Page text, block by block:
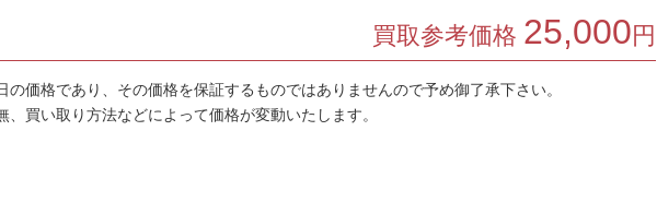
買取参考価格 25,000 円
価格であり、その価格を保証するものではありませんので予め御了承下さい。
買い取り方法などによって価格が変動いたします。